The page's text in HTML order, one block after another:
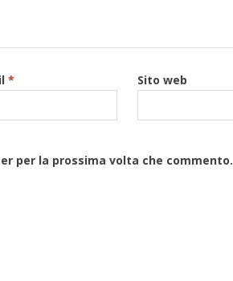
*
Sito web
per la prossima volta che commento.